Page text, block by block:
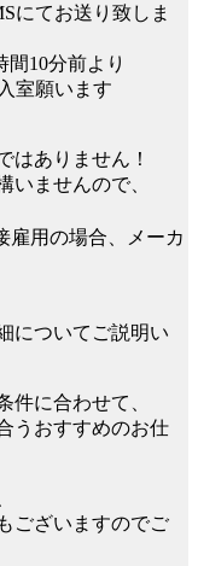
にてお送り致しま
10分前より
室願います
はありません！
いませんので、
雇用の場合、メーカ
についてご説明い
件に合わせて、
うおすすめのお仕
ございますのでご